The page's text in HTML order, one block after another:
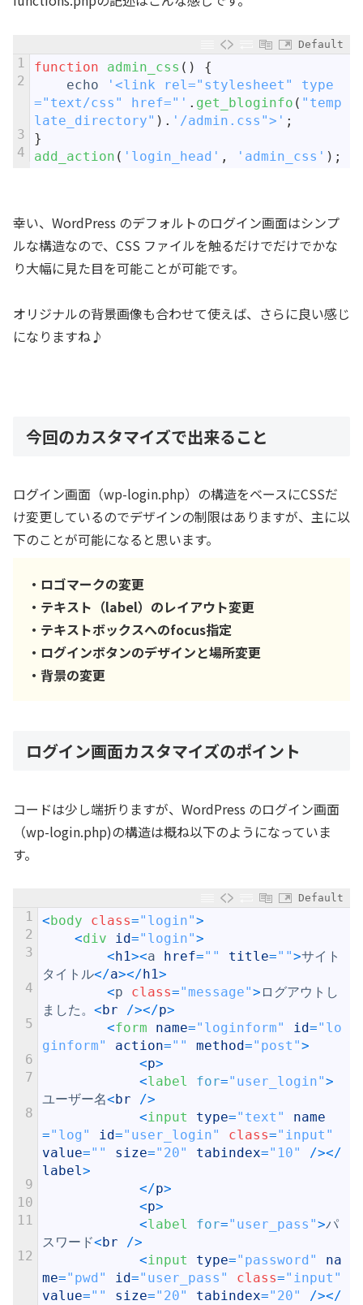
Default
1
2
3
4
function admin_css ( )
{
echo
'<link rel="stylesheet" type
="text/css" href="' . get_bloginfo ( "temp
late_directory" ) . '/admin.css">' ;
}
add_action ( 'login_head' , 'admin_css' ) ;
幸い、WordPress のデフォルトのログイン画面はシンプ
ルな構造なので、CSS ファイルを触るだけでだけでかな
り大幅に見た目を可能ことが可能です。
オリジナルの背景画像も合わせて使えば、さらに良い感じ
になりますね♪
今回のカスタマイズで出来ること
ログイン画面（wp-login.php）の構造をベースにCSSだ
け変更しているのでデザインの制限はありますが、主に以
下のことが可能になると思います。
・ロゴマークの変更
・テキスト（label）のレイアウト変更
・テキストボックスへのfocus指定
・ログインボタンのデザインと場所変更
・背景の変更
ログイン画面カスタマイズのポイント
コードは少し端折りますが、WordPress のログイン画面
（wp-login.php)の構造は概ね以下のようになっていま
す。
Default
1
2
3
4
5
6
7
8
9
10
11
12
< body class="login">
<div id="login">
< h1><a href="" title="">サイト
タイトル</a></ h1>
<p class="message"> ログアウトし
ました。 < br /></p>
<form name="loginform" id="lo
ginform"
action="" method="post">
<p>
<label for="user_login">
ユーザー名< br />
<input type="text"
name
="log" id="user_login" class="input"
value="" size="20" tabindex="10" /></
label>
</p>
<p>
<label for="user_pass">パ
スワード< br />
<input type="password"
na
me="pwd" id="user_pass" class="input"
value="" size="20" tabindex="20" /></